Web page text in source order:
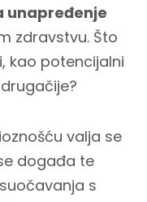
unapređenje
zdravstvu. Što
kao potencijalni
valja se
događa te
s